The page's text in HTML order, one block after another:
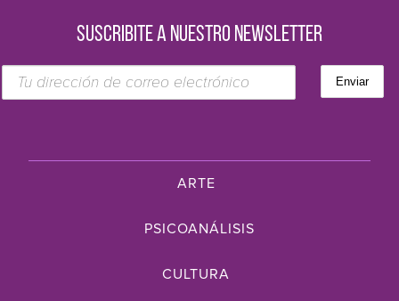
SUSCRIBITE A NUESTRO NEWSLETTER
ARTE
PSICOANÁLISIS
CULTURA